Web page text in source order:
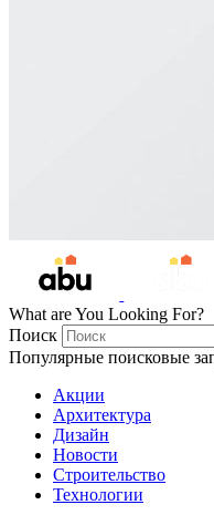
What are You Looking For?
Поиск
Популярные поисковые
Акции
Архитектура
Дизайн
Новости
Строительство
Технологии